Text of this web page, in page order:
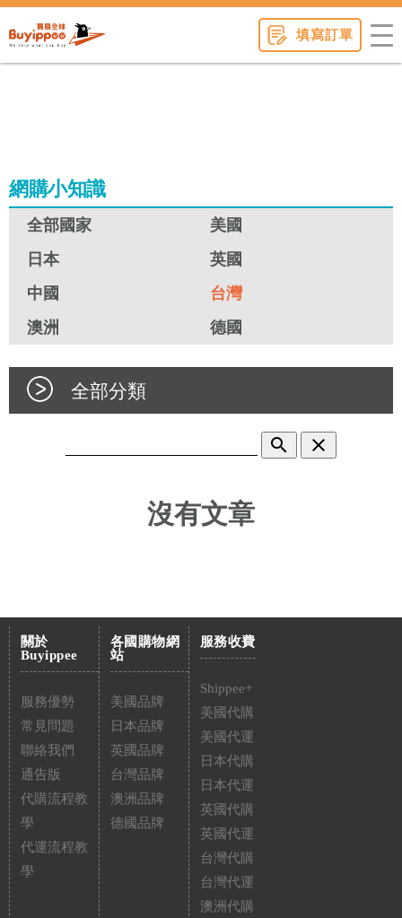
填寫訂單
網購小知識
全部國家
美國
日本
英國
中國
台灣
澳洲
德國
全部分類
search clear
沒有文章
關於
Buyippee
服務優勢
常見問題
聯絡我們
通告版
代購流程教
學
代運流程教
學
各國購物網
站
美國品牌
日本品牌
英國品牌
台灣品牌
澳洲品牌
德國品牌
服務收費
Shippee+
美國代購
美國代運
日本代購
日本代運
英國代購
英國代運
台灣代購
台灣代運
澳洲代購